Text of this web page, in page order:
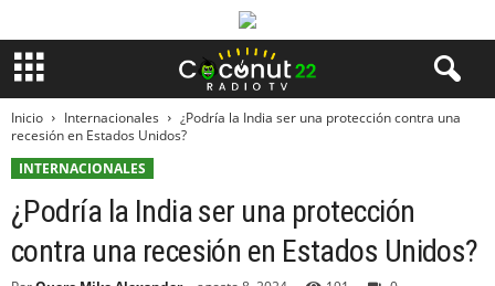
Inicio Internacionales
¿Podría la India ser una protección contra una
recesión en Estados Unidos?
INTERNACIONALES
¿Podría la India ser una protección
contra una recesión en Estados Unidos?